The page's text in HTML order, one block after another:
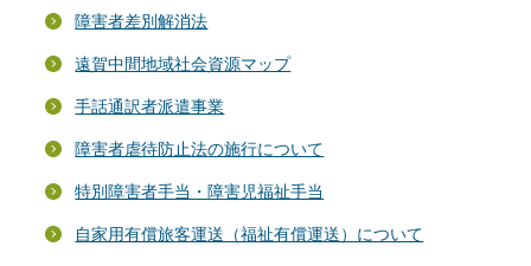
障害者差別解消法
遠賀中間地域社会資源マップ
手話通訳者派遣事業
障害者虐待防止法の施行について
特別障害者手当・障害児福祉手当
自家用有償旅客運送（福祉有償運送）について